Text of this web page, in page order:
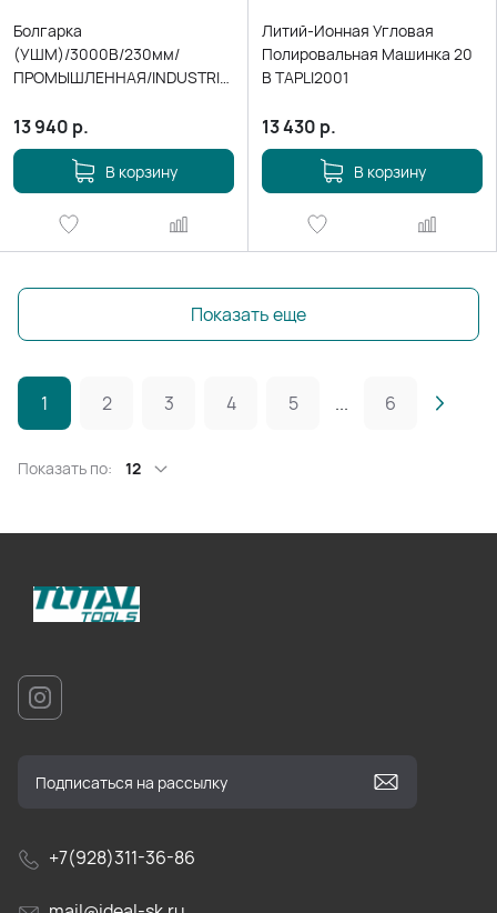
Болгарка
(УШМ)/3000В/230мм/
ПРОМЫШЛЕННАЯ/INDUSTRIAL
13 940 р.
В корзину
Литий-Ионная Угловая
Полировальная Машинка 20
В TAPLI2001
13 430 р.
В корзину
Показать еще
1 2 3 4 5 ... 6
Показать по: 12
+7(928)311-36-86